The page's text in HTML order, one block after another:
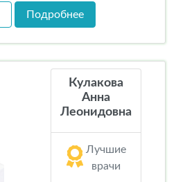
Подробнее
Кулакова
Анна
Леонидовна
Лучшие
врачи